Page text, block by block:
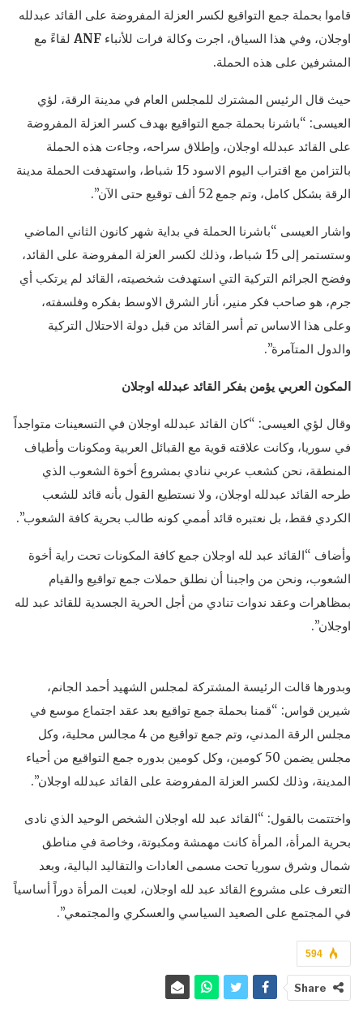
قاموا بحملة جمع التواقيع لكسر العزلة المفروضة على القائد عبدلله
اوجلان، وفي هذا السياق، اجرت وكالة فرات للأنباء ANF لقاءً مع
المشرفين على هذه الحملة.
حيث قال الرئيس المشترك للمجلس العام في مدينة الرقة، لؤي
العيسى: “باشرنا بحملة جمع التواقيع بهدف كسر العزلة المفروضة
على القائد عبدلله اوجلان، وإطلاق سراحه، وجاءت هذه الحملة
بالتزامن مع اقتراب اليوم الاسود 15 شباط، واستهدفت الحملة مدينة
الرقة بشكل كامل، وتم جمع 52 ألف توقيع حتى الآن”.
واشار العيسى “باشرنا الحملة في بداية شهر كانون الثاني الماضي
وستستمر إلى 15 شباط، وذلك لكسر العزلة المفروضة على القائد،
وفضح الجرائم التركية التي استهدفت شخصيته، القائد لم يرتكب أي
جرم، هو صاحب فكر منير، أنار الشرق الاوسط بفكره وفلسفته،
وعلى هذا الاساس تم أسر القائد من قبل دولة الاحتلال التركية
والدول المتآمرة”.
المكون العربي يؤمن بفكر القائد عبدلله اوجلان
وقال لؤي العيسى: “كان القائد عبدلله اوجلان في التسعينات متواجداً
في سوريا، وكانت علاقته قوية مع القبائل العربية ومكونات وأطياف
المنطقة، نحن كشعب عربي ننادي بمشروع أخوة الشعوب الذي
طرحه القائد عبدلله اوجلان، ولا نستطيع القول بأنه قائد للشعب
الكردي فقط، بل نعتبره قائد أممي كونه طالب بحرية كافة الشعوب”.
وأضاف “القائد عبد لله اوجلان جمع كافة المكونات تحت راية أخوة
الشعوب، ونحن من واجبنا أن نطلق حملات جمع تواقيع والقيام
بمظاهرات وعقد ندوات تنادي من أجل الحرية الجسدية للقائد عبد لله
اوجلان”.
وبدورها قالت الرئيسة المشتركة لمجلس الشهيد أحمد الجانم،
شيرين قواس: “قمنا بحملة جمع تواقيع بعد عقد اجتماع موسع في
مجلس الرقة المدني، وتم جمع تواقيع من 4 مجالس محلية، وكل
مجلس يضمن 50 كومين، وكل كومين بدوره جمع التواقيع من أحياء
المدينة، وذلك لكسر العزلة المفروضة على القائد عبدلله اوجلان”.
واختتمت بالقول: “القائد عبد لله اوجلان الشخص الوحيد الذي نادى
بحرية المرأة، المرأة كانت مهمشة ومكبوتة، وخاصة في مناطق
شمال وشرق سوريا تحت مسمى العادات والتقاليد البالية، وبعد
التعرف على مشروع القائد عبد لله اوجلان، لعبت المرأة دوراً أساسياً
في المجتمع على الصعيد السياسي والعسكري والمجتمعي”.
594
Share